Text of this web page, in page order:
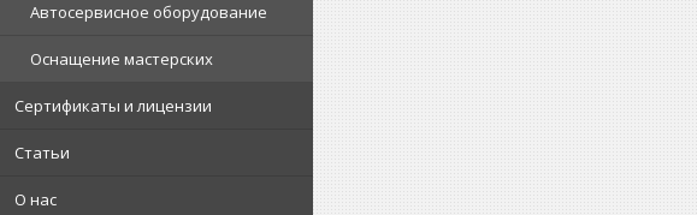
Автосервисное оборудование
Оснащение мастерских
Сертификаты и лицензии
Статьи
О нас